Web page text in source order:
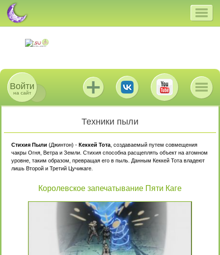
Войти
на сайт
Техники пыли
Стихия Пыли (Джинтон) - Кеккей Тота , создаваемый путем совмещения
чакры Огня, Ветра и Земли. Стихия способна расщеплять объект на атомном
уровне, таким образом, превращая его в пыль. Данным Кеккей Тота владеют
лишь Второй и Третий Цучикаге.
Королевское запечатывание Пяти Каге